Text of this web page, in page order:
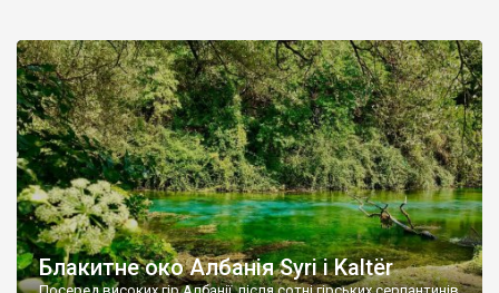
Блакитне око Албанія Syri i Kaltër